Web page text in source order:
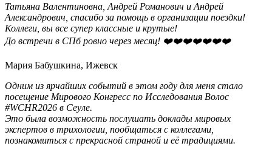
Татьяна Валентиновна, Андрей Романович и Андрей
Александрович, спасибо за помощь в организации поездки!
Коллеги, вы все супер классные и крутые!
До встречи в СПб ровно через месяц! ❤️❤️❤️❤️❤️❤️❤️
Мария Бабушкина, Ижевск
Одним из ярчайших событий в этом году для меня стало
посещение Мирового Конгресс по Исследования Волос
#WCHR2026 в Сеуле.
Это была возможность послушать доклады мировых
экспертов в трихологии, пообщаться с коллегами,
познакомиться с прекрасной страной и её традициями.